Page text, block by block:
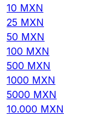
10 MXN
25 MXN
50 MXN
100 MXN
500 MXN
1000 MXN
5000 MXN
10.000 MXN